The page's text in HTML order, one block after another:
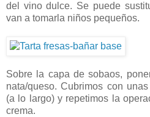
del vino dulce. Se puede
van a tomarla niños pequeños.
Sobre la capa de sobaos,
nata/queso. Cubrimos con
(a lo largo) y repetimos la
crema.